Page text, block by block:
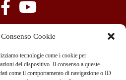
Cookie
tecnologie come i cookie per
del dispositivo. Il consenso a queste
come il comportamento di navigazione o ID